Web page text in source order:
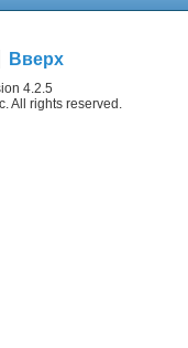
Вверх
4.2.5
All rights reserved.